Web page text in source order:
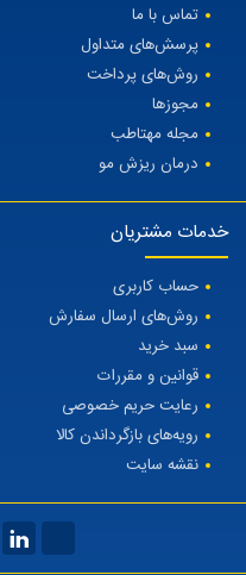
تماس با ما
پرسش‌های متداول
روش‌های پرداخت
مجوزها
مجله مهتاطب
درمان ریزش مو
خدمات مشتریان
حساب کاربری
روش‌های ارسال سفارش
سبد خرید
قوانین و مقررات
رعایت حریم خصوصی
رویه‌های بازگرداندن کالا
نقشه سایت